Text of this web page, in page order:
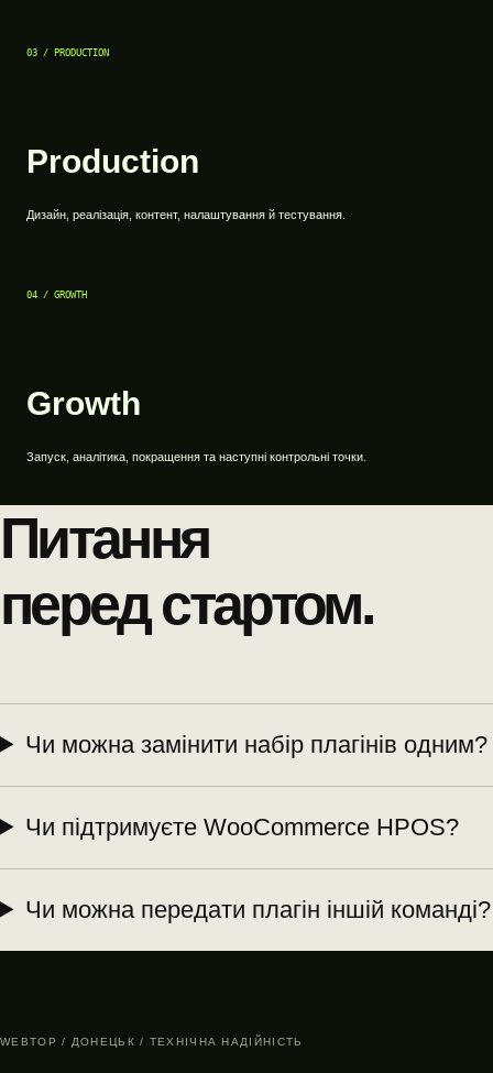
03 / PRODUCTION
Production
Дизайн, реалізація, контент, налаштування й тестування.
04 / GROWTH
Growth
Запуск, аналітика, покращення та наступні контрольні точки.
Питання
перед стартом.
Чи можна замінити набір плагінів одним?
Чи підтримуєте WooCommerce HPOS?
Чи можна передати плагін іншій команді?
WEBTOP / ДОНЕЦЬК / ТЕХНІЧНА НАДІЙНІСТЬ